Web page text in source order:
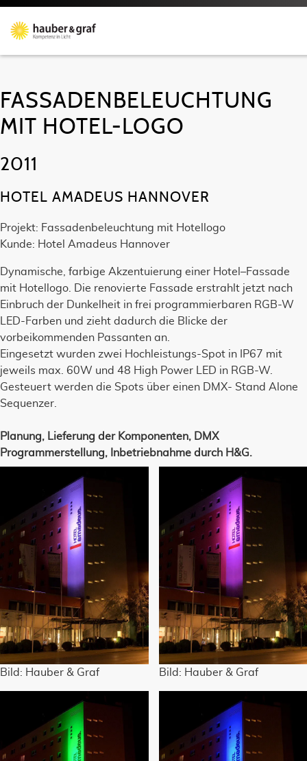
FASSADENBELEUCHTUNG
MIT HOTEL-LOGO
2011
HOTEL AMADEUS HANNOVER
Projekt: Fassadenbeleuchtung mit Hotellogo
Kunde: Hotel Amadeus Hannover
Dynamische, farbige Akzentuierung einer Hotel–Fassade
mit Hotellogo. Die renovierte Fassade erstrahlt jetzt nach
Einbruch der Dunkelheit in frei programmierbaren RGB-W
LED-Farben und zieht dadurch die Blicke der
vorbeikommenden Passanten an.
Eingesetzt wurden zwei Hochleistungs-Spot in IP67 mit
jeweils max. 60W und 48 High Power LED in RGB-W.
Gesteuert werden die Spots über einen DMX- Stand Alone
Sequenzer.
Planung, Lieferung der Komponenten, DMX
Programmerstellung, Inbetriebnahme durch H&G.
Bild: Hauber & Graf Bild: Hauber & Graf